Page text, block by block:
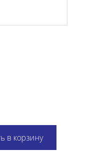
в корзину